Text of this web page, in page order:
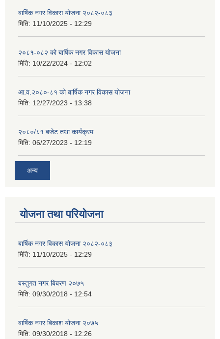
बार्षिक नगर विकास योजना २०८२-०८३
मिति: 11/10/2025 - 12:29
२०८१-०८२ को बार्षिक नगर विकास योजना
मिति: 10/22/2024 - 12:02
आ.व.२०८०-८१ को बार्षिक नगर विकास योजना
मिति: 12/27/2023 - 13:38
२०८०/८१ बजेट तथा कार्यक्रम
मिति: 06/27/2023 - 12:19
अन्य
योजना तथा परियोजना
बार्षिक नगर विकास योजना २०८२-०८३
मिति: 11/10/2025 - 12:29
बस्तुगत नगर बिबरण २०७५
मिति: 09/30/2018 - 12:54
बार्षिक नगर बिकाश योजना २०७५
मिति: 09/30/2018 - 12:26